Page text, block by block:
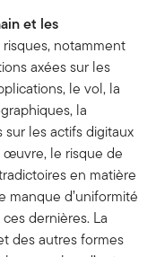
et les
notamment
axées sur les
le vol, la
la
les actifs digitaux
œuvre, le risque de
en matière
d’uniformité
dernières. La
des autres formes